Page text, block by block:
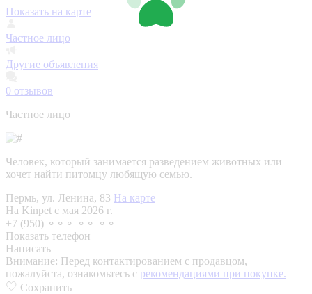
Показать на карте
Частное лицо
Другие объявления
0 отзывов
Частное лицо
Человек, который занимается разведением животных или
хочет найти питомцу любящую семью.
Пермь, ул. Ленина, 83 На карте
На Kinpet c мая 2026 г.
+7 (950) ⚬⚬⚬ ⚬⚬ ⚬⚬
Показать телефон
Написать
Внимание: Перед контактированием с продавцом,
пожалуйста, ознакомьтесь с рекомендациями при покупке.
Сохранить